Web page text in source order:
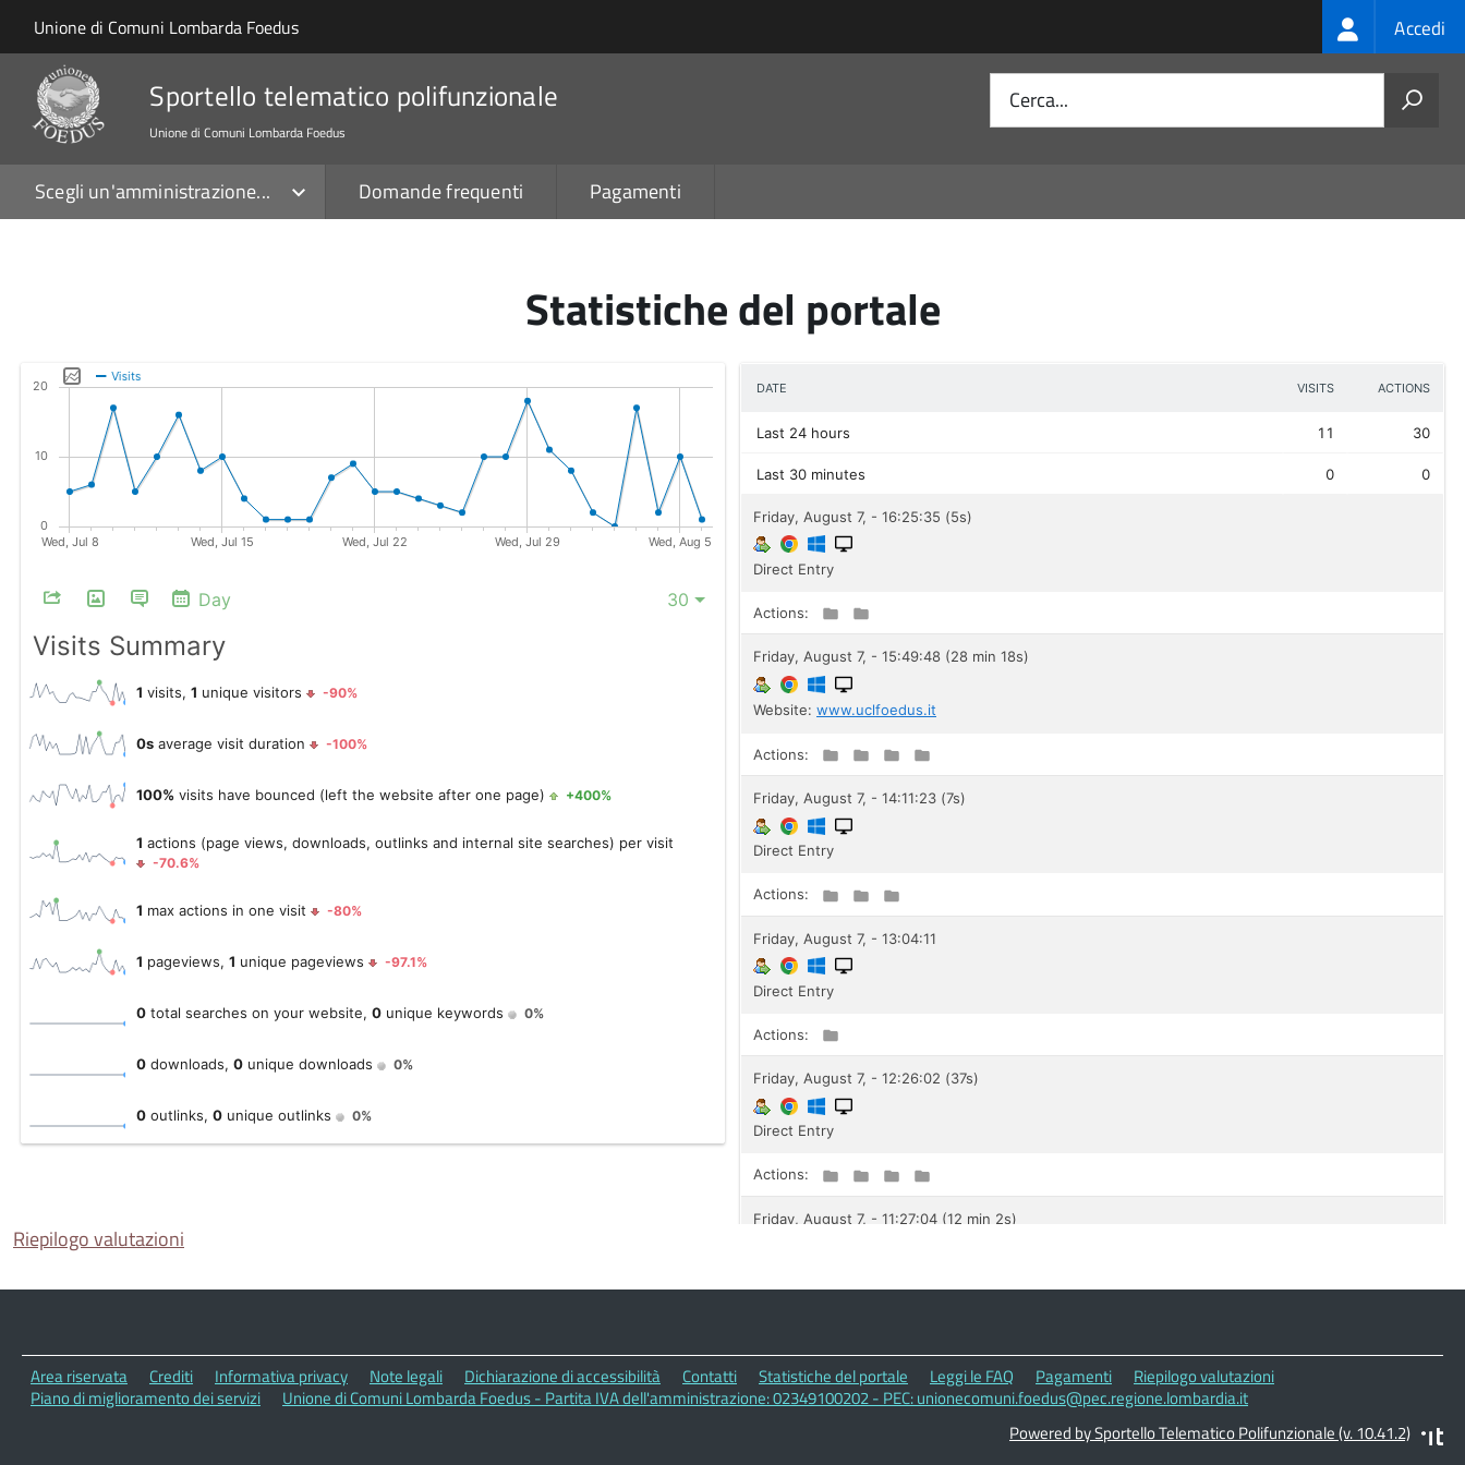
Salta al contenuto principale
Skip to site navigation
Unione di Comuni Lombarda Foedus Login
menu
Accedi
Sportello telematico polifunzionale
Unione di Comuni Lombarda Foedus
Cerca...
Scegli un'amministrazione... Domande frequenti Pagamenti
Statistiche del portale
Riepilogo valutazioni
Area riservata Crediti Informativa privacy Note legali Dichiarazione di accessibilità Contatti Statistiche del portale Leggi le FAQ Pagamenti
Riepilogo valutazioni
Piano di miglioramento dei servizi
Unione di Comuni Lombarda Foedus - Partita IVA dell'amministrazione: 02349100202 - PEC: unionecomuni.foedus@pec.regione.lombardia.it
Powered by Sportello Telematico Polifunzionale (v. 10.41.2)